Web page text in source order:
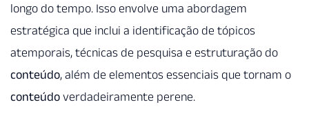
longo do tempo. Isso envolve uma abordagem
estratégica que inclui a identificação de tópicos
atemporais, técnicas de pesquisa e estruturação do
conteúdo, além de elementos essenciais que tornam o
conteúdo verdadeiramente perene.